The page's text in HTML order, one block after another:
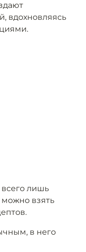
вдохновляясь
всего лишь
можно взять
в него